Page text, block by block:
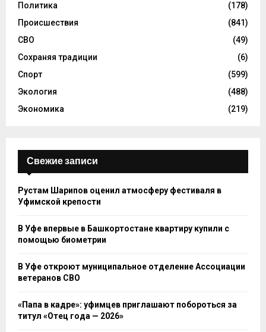
Политика
(178)
Происшествия
(841)
СВО
(49)
Сохраняя традиции
(6)
Спорт
(599)
Экология
(488)
Экономика
(219)
Свежие записи
Рустам Шарипов оценил атмосферу фестиваля в
Уфимской крепости
В Уфе впервые в Башкортостане квартиру купили с
помощью биометрии
В Уфе откроют муниципальное отделение Ассоциации
ветеранов СВО
«Папа в кадре»: уфимцев приглашают побороться за
титул «Отец года — 2026»